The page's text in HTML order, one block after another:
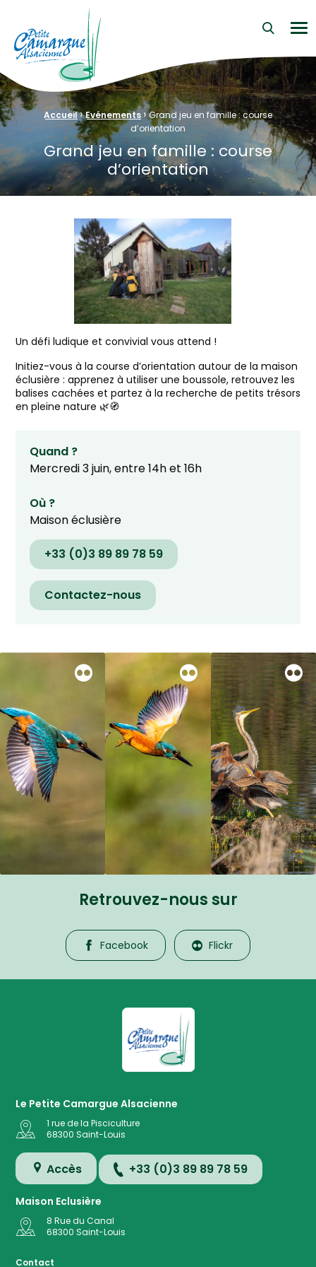
La Petite Camargue Alsacienne Réserve Naturelle au
Fil d'Ariane :
Accueil›Evénements›Grand jeu en famille : course
d’orientation
Grand jeu en famille : course
d’orientation
Un défi ludique et convivial vous attend !
Initiez-vous à la course d’orientation autour de la maison
éclusière : apprenez à utiliser une boussole, retrouvez les
balises cachées et partez à la recherche de petits trésors
en pleine nature 🌿🧭
Quand ?
Mercredi 3 juin, entre 14h et 16h
Où ?
Maison éclusière
+33 (0)3 89 89 78 59
Contactez-nous
Retrouvez-nous sur
Facebook Flickr
La Petite Camargue
Le Petite Camargue Alsacienne
1 rue de la Pisciculture
68300 Saint-Louis
Accès +33 (0)3 89 89 78 59
Maison Eclusière
8 Rue du Canal
68300 Saint-Louis
Contact